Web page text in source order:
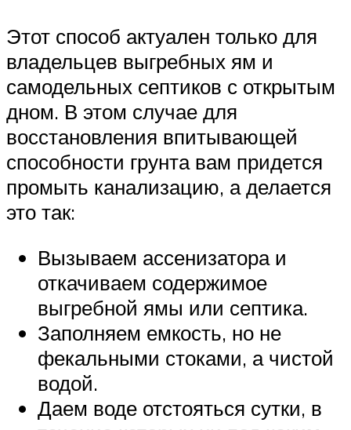
Этот способ актуален только для
владельцев выгребных ям и
самодельных септиков с открытым
дном. В этом случае для
восстановления впитывающей
способности грунта вам придется
промыть канализацию, а делается
это так:
Вызываем ассенизатора и
откачиваем содержимое
выгребной ямы или септика.
Заполняем емкость, но не
фекальными стоками, а чистой
водой.
Даем воде отстояться сутки, в